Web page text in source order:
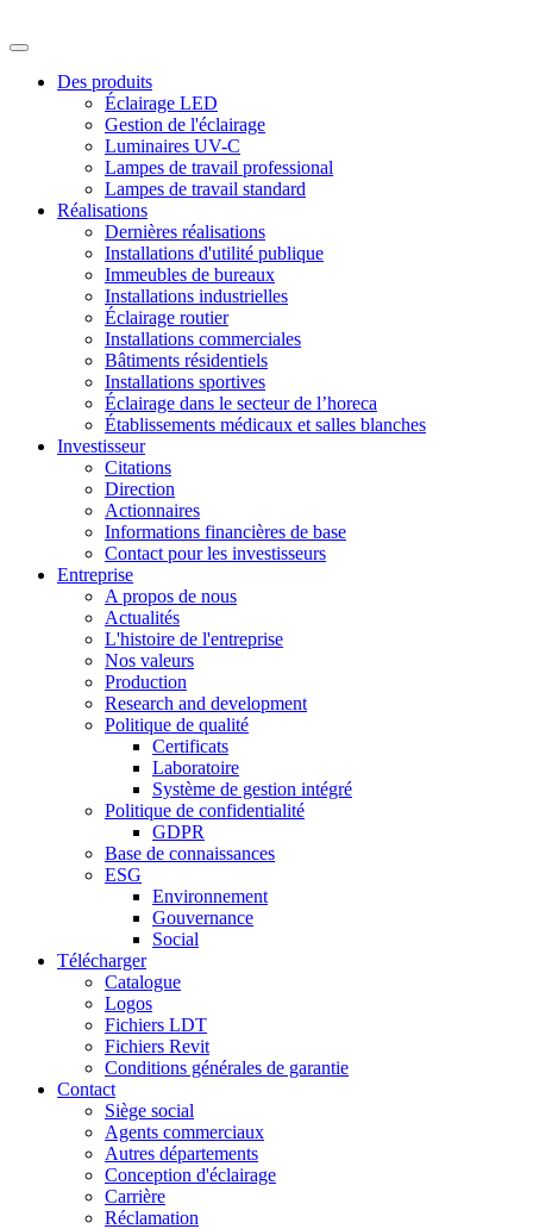
Des produits
Éclairage LED
Gestion de l'éclairage
Luminaires UV-C
Lampes de travail professional
Lampes de travail standard
Réalisations
Dernières réalisations
Installations d'utilité publique
Immeubles de bureaux
Installations industrielles
Éclairage routier
Installations commerciales
Bâtiments résidentiels
Installations sportives
Éclairage dans le secteur de l’horeca
Établissements médicaux et salles blanches
Investisseur
Citations
Direction
Actionnaires
Informations financières de base
Contact pour les investisseurs
Entreprise
A propos de nous
Actualités
L'histoire de l'entreprise
Nos valeurs
Production
Research and development
Politique de qualité
Certificats
Laboratoire
Système de gestion intégré
Politique de confidentialité
GDPR
Base de connaissances
ESG
Environnement
Gouvernance
Social
Télécharger
Catalogue
Logos
Fichiers LDT
Fichiers Revit
Conditions générales de garantie
Contact
Siège social
Agents commerciaux
Autres départements
Conception d'éclairage
Carrière
Réclamation